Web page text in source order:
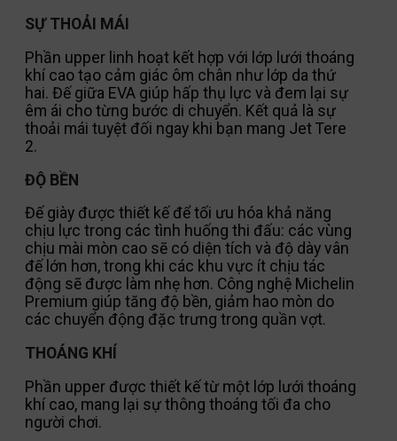
SỰ THOẢI MÁI
Phần upper linh hoạt kết hợp với lớp lưới thoáng
khí cao tạo cảm giác ôm chân như lớp da thứ
hai. Đế giữa EVA giúp hấp thụ lực và đem lại sự
êm ái cho từng bước di chuyển. Kết quả là sự
thoải mái tuyệt đối ngay khi bạn mang Jet Tere
2.
ĐỘ BỀN
Đế giày được thiết kế để tối ưu hóa khả năng
chịu lực trong các tình huống thi đấu: các vùng
chịu mài mòn cao sẽ có diện tích và độ dày vân
đế lớn hơn, trong khi các khu vực ít chịu tác
động sẽ được làm nhẹ hơn. Công nghệ Michelin
Premium giúp tăng độ bền, giảm hao mòn do
các chuyển động đặc trưng trong quần vợt.
THOÁNG KHÍ
Phần upper được thiết kế từ một lớp lưới thoáng
khí cao, mang lại sự thông thoáng tối đa cho
người chơi.